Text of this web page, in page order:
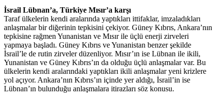
İsrail Lübnan’a, Türkiye Mısır’a karşı
Taraf ülkelerin kendi aralarında yaptıkları ittifaklar, imzaladıkları
anlaşmalar bir diğerinin tepkisini çekiyor. Güney Kıbrıs, Ankara’nın
tepkisine rağmen Yunanistan ve Mısır ile üçlü enerji zirveleri
yapmaya başladı. Güney Kıbrıs ve Yunanistan benzer şekilde
İsrail’le de rutin zirveler düzenliyor. Mısır’ın ise Lübnan ile ikili,
Yunanistan ve Güney Kıbrıs’ın da olduğu üçlü anlaşmalar var. Bu
ülkelerin kendi aralarındaki yaptıkları ikili anlaşmalar yeni krizlere
yol açıyor. Ankara’nın Kıbrıs’ın içinde yer aldığı, İsrail’in ise
Lübnan’ın bulunduğu anlaşmalara itirazları söz konusu.